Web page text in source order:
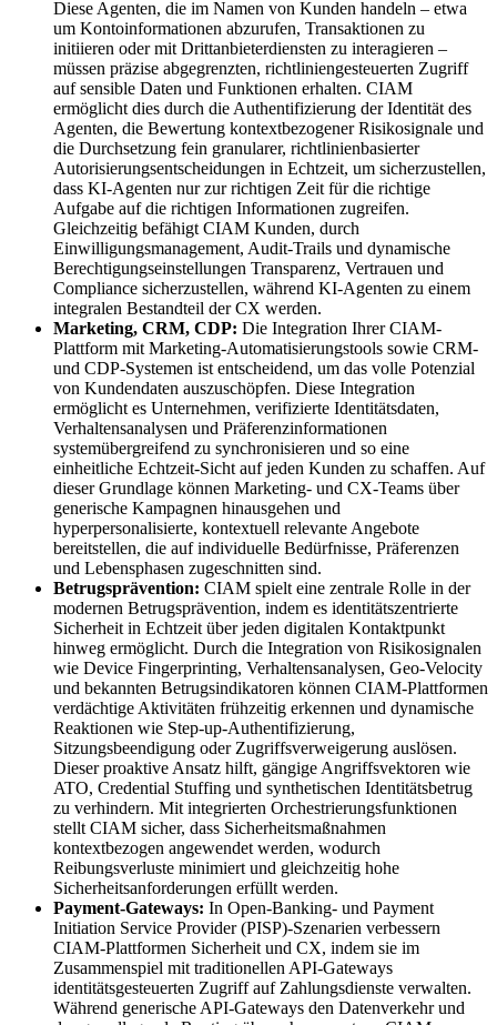
Diese Agenten, die im Namen von Kunden handeln – etwa
um Kontoinformationen abzurufen, Transaktionen zu
initiieren oder mit Drittanbieterdiensten zu interagieren –
müssen präzise abgegrenzten, richtliniengesteuerten Zugriff
auf sensible Daten und Funktionen erhalten. CIAM
ermöglicht dies durch die Authentifizierung der Identität des
Agenten, die Bewertung kontextbezogener Risikosignale und
die Durchsetzung fein granularer, richtlinienbasierter
Autorisierungsentscheidungen in Echtzeit, um sicherzustellen,
dass KI-Agenten nur zur richtigen Zeit für die richtige
Aufgabe auf die richtigen Informationen zugreifen.
Gleichzeitig befähigt CIAM Kunden, durch
Einwilligungsmanagement, Audit-Trails und dynamische
Berechtigungseinstellungen Transparenz, Vertrauen und
Compliance sicherzustellen, während KI-Agenten zu einem
integralen Bestandteil der CX werden.
Marketing, CRM, CDP: Die Integration Ihrer CIAM-
Plattform mit Marketing-Automatisierungstools sowie CRM-
und CDP-Systemen ist entscheidend, um das volle Potenzial
von Kundendaten auszuschöpfen. Diese Integration
ermöglicht es Unternehmen, verifizierte Identitätsdaten,
Verhaltensanalysen und Präferenzinformationen
systemübergreifend zu synchronisieren und so eine
einheitliche Echtzeit-Sicht auf jeden Kunden zu schaffen. Auf
dieser Grundlage können Marketing- und CX-Teams über
generische Kampagnen hinausgehen und
hyperpersonalisierte, kontextuell relevante Angebote
bereitstellen, die auf individuelle Bedürfnisse, Präferenzen
und Lebensphasen zugeschnitten sind.
Betrugsprävention: CIAM spielt eine zentrale Rolle in der
modernen Betrugsprävention, indem es identitätszentrierte
Sicherheit in Echtzeit über jeden digitalen Kontaktpunkt
hinweg ermöglicht. Durch die Integration von Risikosignalen
wie Device Fingerprinting, Verhaltensanalysen, Geo-Velocity
und bekannten Betrugsindikatoren können CIAM-Plattformen
verdächtige Aktivitäten frühzeitig erkennen und dynamische
Reaktionen wie Step-up-Authentifizierung,
Sitzungsbeendigung oder Zugriffsverweigerung auslösen.
Dieser proaktive Ansatz hilft, gängige Angriffsvektoren wie
ATO, Credential Stuffing und synthetischen Identitätsbetrug
zu verhindern. Mit integrierten Orchestrierungsfunktionen
stellt CIAM sicher, dass Sicherheitsmaßnahmen
kontextbezogen angewendet werden, wodurch
Reibungsverluste minimiert und gleichzeitig hohe
Sicherheitsanforderungen erfüllt werden.
Payment-Gateways: In Open-Banking- und Payment
Initiation Service Provider (PISP)-Szenarien verbessern
CIAM-Plattformen Sicherheit und CX, indem sie im
Zusammenspiel mit traditionellen API-Gateways
identitätsgesteuerten Zugriff auf Zahlungsdienste verwalten.
Während generische API-Gateways den Datenverkehr und